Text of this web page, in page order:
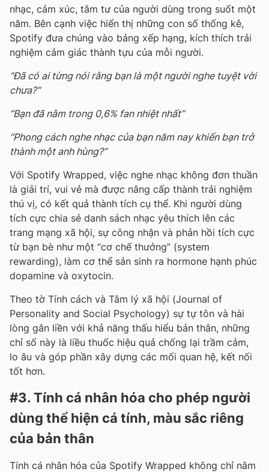
nhạc, cảm xúc, tâm tư của người dùng trong suốt một
năm. Bên cạnh việc hiển thị những con số thống kê,
Spotify đưa chúng vào bảng xếp hạng, kích thích trải
nghiệm cảm giác thành tựu của mỗi người.
“Đã có ai từng nói rằng bạn là một người nghe tuyệt vời
chưa?”
“Bạn đã nằm trong 0,6% fan nhiệt nhất”
“Phong cách nghe nhạc của bạn năm nay khiến bạn trở
thành một anh hùng?”
Với Spotify Wrapped, việc nghe nhạc không đơn thuần
là giải trí, vui vẻ mà được nâng cấp thành trải nghiệm
thú vị, có kết quả thành tích cụ thể. Khi người dùng
tích cực chia sẻ danh sách nhạc yêu thích lên các
trang mạng xã hội, sự công nhận và phản hồi tích cực
từ bạn bè như một “cơ chế thưởng” (system
rewarding), làm cơ thể sản sinh ra hormone hạnh phúc
dopamine và oxytocin.
Theo tờ Tính cách và Tâm lý xã hội (Journal of
Personality and Social Psychology) sự tự tôn và hài
lòng gắn liền với khả năng thấu hiểu bản thân, những
chỉ số này là liều thuốc hiệu quả chống lại trầm cảm,
lo âu và góp phần xây dựng các mối quan hệ, kết nối
tốt hơn.
#3. Tính cá nhân hóa cho phép người
dùng thể hiện cá tính, màu sắc riêng
của bản thân
Tính cá nhân hóa của Spotify Wrapped không chỉ nằm